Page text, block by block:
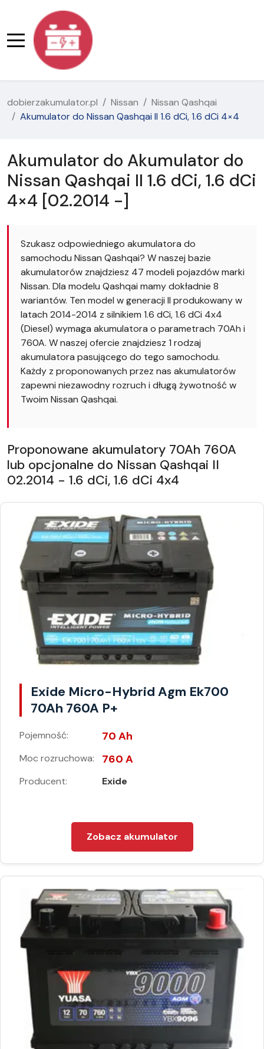
dobierzakumulator.pl Nissan
Nissan Qashqai
Akumulator do Nissan Qashqai II 1.6 dCi, 1.6 dCi 4×4
Akumulator do Akumulator do
Nissan Qashqai II 1.6 dCi, 1.6 dCi
4×4 [02.2014 -]
Szukasz odpowiedniego akumulatora do
samochodu Nissan Qashqai? W naszej bazie
akumulatorów znajdziesz 47 modeli pojazdów marki
Nissan. Dla modelu Qashqai mamy dokładnie 8
wariantów. Ten model w generacji II produkowany w
latach 2014-2014 z silnikiem 1.6 dCi, 1.6 dCi 4x4
(Diesel) wymaga akumulatora o parametrach 70Ah i
760A. W naszej ofercie znajdziesz 1 rodzaj
akumulatora pasującego do tego samochodu.
Każdy z proponowanych przez nas akumulatorów
zapewni niezawodny rozruch i długą żywotność w
Twoim Nissan Qashqai.
Proponowane akumulatory 70Ah 760A
lub opcjonalne do Nissan Qashqai II
02.2014 - 1.6 dCi, 1.6 dCi 4x4
Exide Micro-Hybrid Agm Ek700
70Ah 760A P+
Pojemność: 70 Ah
Moc rozruchowa: 760 A
Producent: Exide
Zobacz akumulator